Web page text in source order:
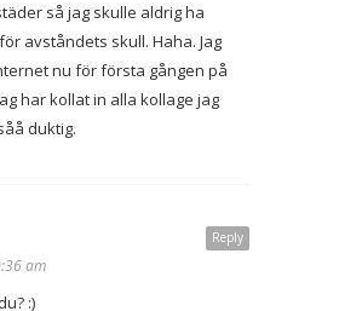
så jag skulle aldrig ha
avståndets skull. Haha. Jag
nu för första gången på
har kollat in alla kollage jag
duktig.
Reply
am
:)